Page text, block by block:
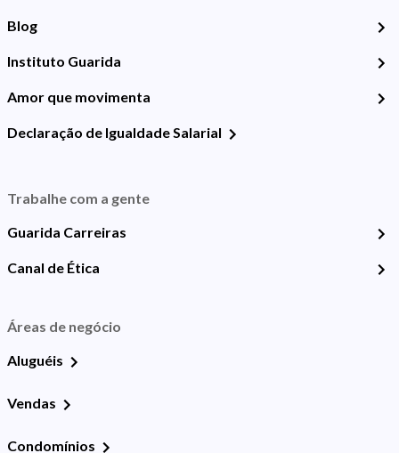
Blog
Instituto Guarida
Amor que movimenta
Declaração de Igualdade Salarial
Trabalhe com a gente
Guarida Carreiras
Canal de Ética
Áreas de negócio
Aluguéis
Vendas
Condomínios